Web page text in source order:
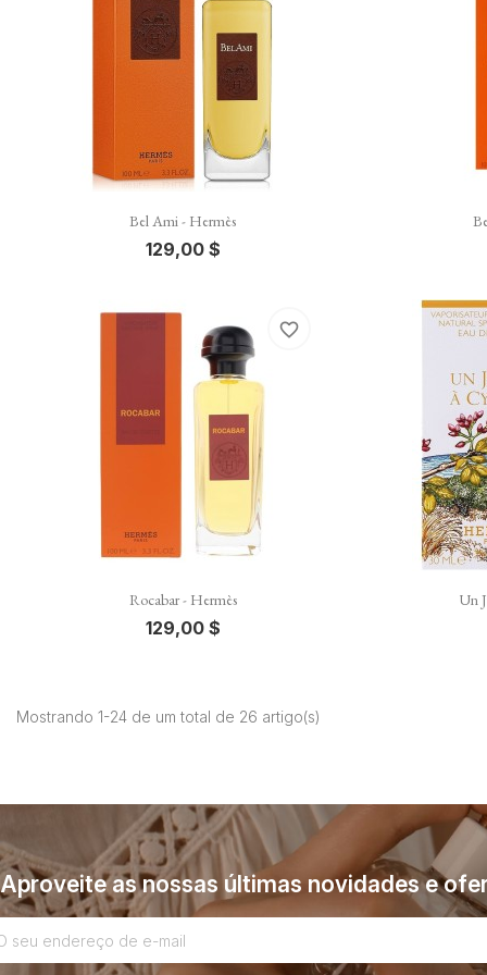
 Vista rápida
Bel Ami - Hermès
129,00 $
Vista rápida
Rocabar - Hermès
129,00 $
favorite_border
Un
Mostrando 1-24 de um total de 26 artigo(s)
Aproveite as nossas últimas novidades e